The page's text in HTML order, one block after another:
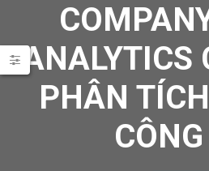
ANALYTICS
PHÂN